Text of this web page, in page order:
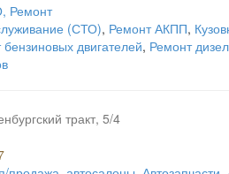
Ремонт
(СТО), Ремонт АКПП,
двигателей, Ремонт
тракт, 5/4